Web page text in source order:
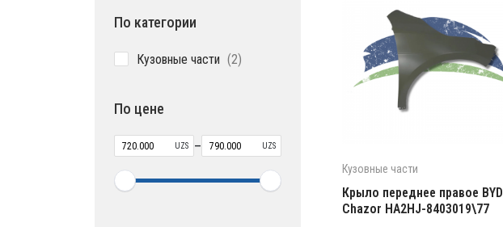
По категории
Кузовные части 22
По цене
UZS – UZS
Кузовные части
Крыло переднее правое BYD
Chazor HA2HJ-8403019\77